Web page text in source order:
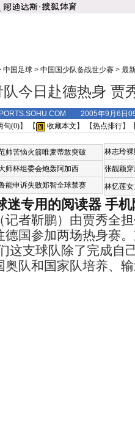
中国足球 > 中国国少队备战世少赛 > 最
队今日赴德热身 贾
2005年9月6日
句(0)】 【 收藏本文 】 【热点排行】
帅苦恼火箭唯麦蒂敢突破
师杯组委会炮轰阿加西
能申诉失败郑智全球禁赛
林志玲
张靓颖
林忆莲
迷专用的阅读器 手
靳鹏）由贾秀全担
德国参加两场热身赛
这支球队除了完成自
奥队和国家队培养、